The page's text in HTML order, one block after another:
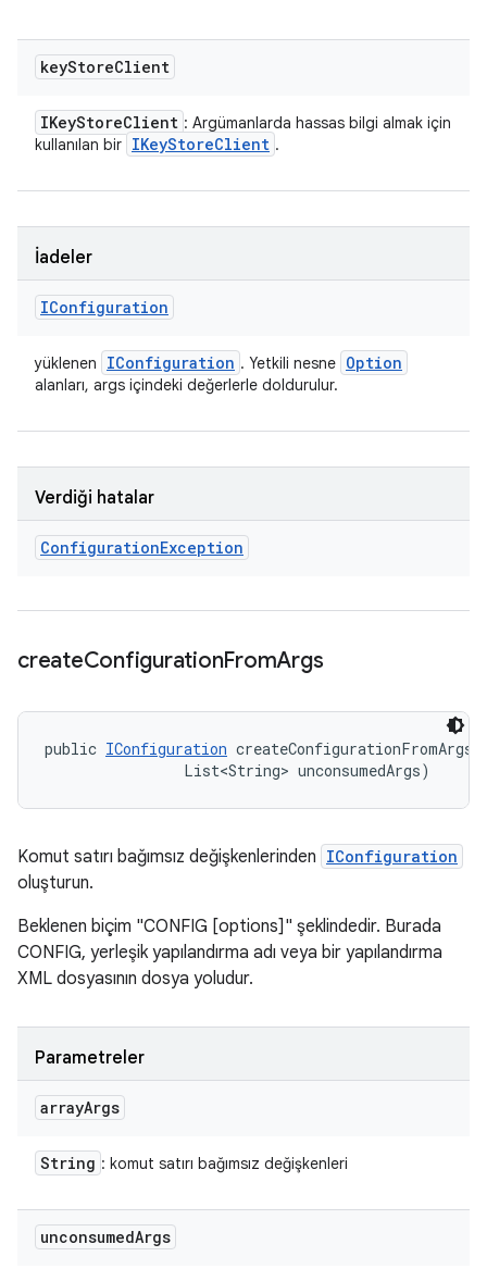
keyStoreClient
IKeyStoreClient : Argümanlarda hassas bilgi almak için
kullanılan bir IKeyStoreClient .
İadeler
IConfiguration
yüklenen IConfiguration . Yetkili nesne Option
alanları, args içindeki değerlerle doldurulur.
Verdiği hatalar
ConfigurationException
createConfigurationFromArgs
public IConfiguration
                List<String> unconsumedArgs)
Komut satırı bağımsız değişkenlerinden IConfiguration
oluşturun.
Beklenen biçim "CONFIG [options]" şeklindedir. Burada
CONFIG, yerleşik yapılandırma adı veya bir yapılandırma
XML dosyasının dosya yoludur.
Parametreler
arrayArgs
String : komut satırı bağımsız değişkenleri
unconsumedArgs